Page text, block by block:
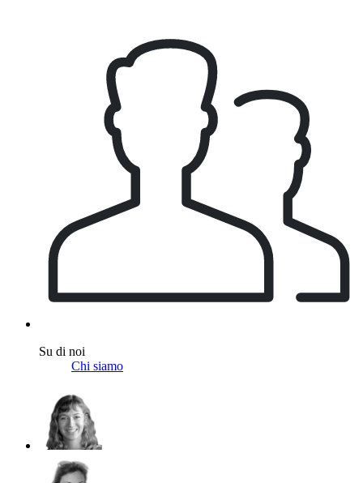
Su di noi
Chi siamo